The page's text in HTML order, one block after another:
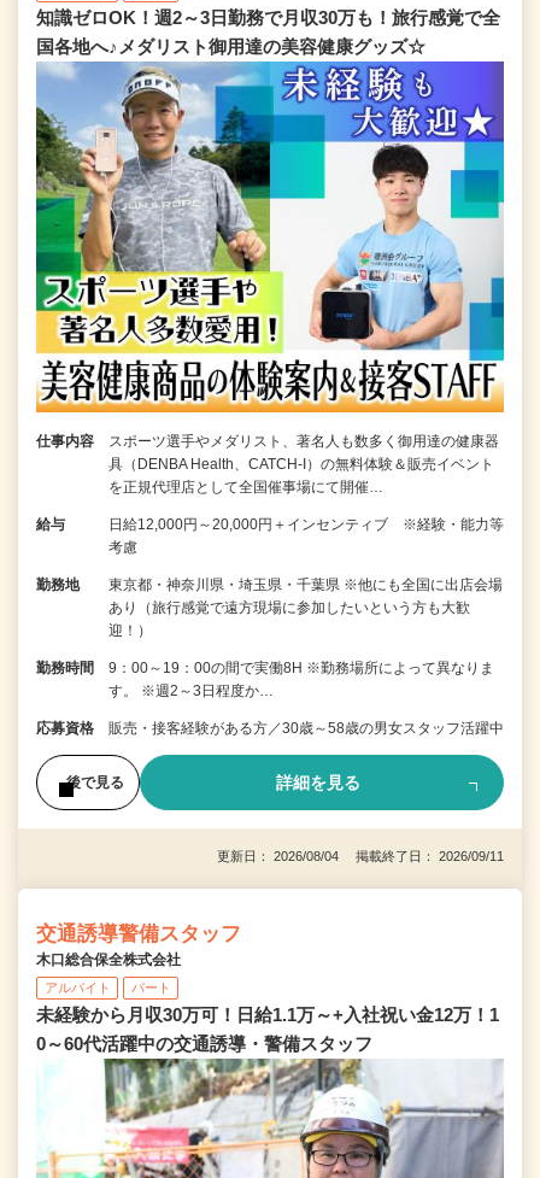
知識ゼロOK！週2～3日勤務で月収30万も！旅行感覚で全
国各地へ♪メダリスト御用達の美容健康グッズ☆
仕事内容
スポーツ選手やメダリスト、著名人も数多く御用達の健康器
具（DENBA Health、CATCH-I）の無料体験＆販売イベント
を正規代理店として全国催事場にて開催…
給与
日給12,000円～20,000円＋インセンティブ ※経験・能力等
考慮
勤務地
東京都・神奈川県・埼玉県・千葉県 ※他にも全国に出店会場
あり（旅行感覚で遠方現場に参加したいという方も大歓
迎！）
勤務時間
9：00～19：00の間で実働8H ※勤務場所によって異なりま
す。 ※週2～3日程度か…
応募資格 販売・接客経験がある方／30歳～58歳の男女スタッフ活躍中
後で見る 詳細を見る
更新日： 2026/08/04 掲載終了日： 2026/09/11
交通誘導警備スタッフ
木口総合保全株式会社
アルバイト パート
未経験から月収30万可！日給1.1万～+入社祝い金12万！1
0～60代活躍中の交通誘導・警備スタッフ